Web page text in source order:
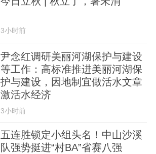
3小时前
尹念红调研美丽河湖保护与建设
等工作：高标准推进美丽河湖保
护与建设，因地制宜做活水文章
激活水经济
3小时前
五连胜锁定小组头名！中山沙溪
队强势挺进“村BA”省赛八强